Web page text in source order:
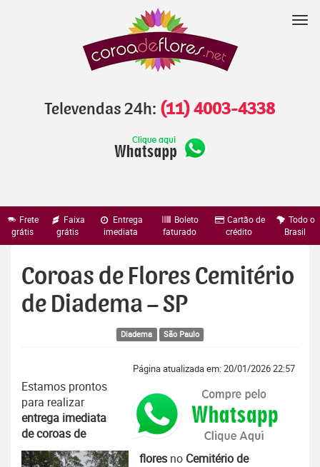
Televendas 24h: (11) 4003-4338
Frete
grátis
Faixa
grátis
Entrega
imediata
Boleto
faturado
Cartão de
crédito
Todo o
Brasil
Coroas de Flores Cemitério
de Diadema – SP
Diadema São Paulo
Página atualizada em: 20/01/2026 22:57
Estamos prontos
para realizar
entrega imediata
de coroas de
flores no Cemitério de